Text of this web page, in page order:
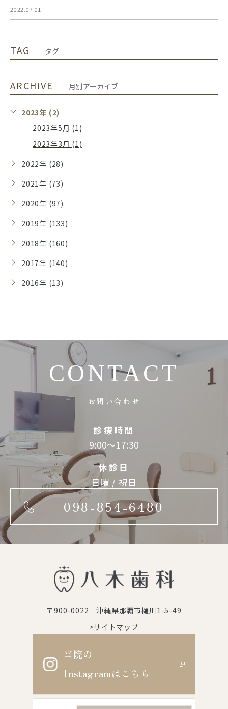
2022.07.01
TAG タグ
ARCHIVE 月別アーカイブ
2023年 (2)
2023年5月 (1)
2023年3月 (1)
2022年 (28)
2021年 (73)
2020年 (97)
2019年 (133)
2018年 (160)
2017年 (140)
2016年 (13)
CONTACT
お問い合わせ
診療時間
9:00～17:30
休診日
日曜 / 祝日
098-854-6480
〒900-0022 沖縄県那覇市樋川1-5-49
>サイトマップ
当院の
Instagramはこちら